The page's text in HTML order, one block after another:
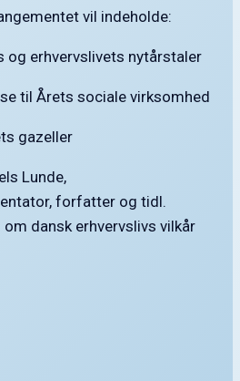
vil indeholde:
og erhvervslivets nytårstaler
til Årets sociale virksomhed
gazeller
Lunde,
forfatter og tidl.
dansk erhvervslivs vilkår